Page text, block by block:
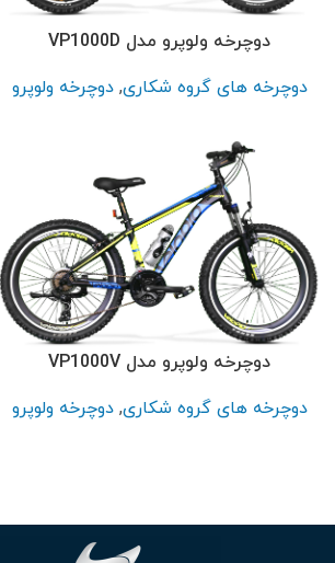
دوچرخه ولوپرو مدل VP1000D
دوچرخه های گروه شکاری,دوچرخه ولوپرو
دوچرخه ولوپرو مدل VP1000V
دوچرخه های گروه شکاری,دوچرخه ولوپرو